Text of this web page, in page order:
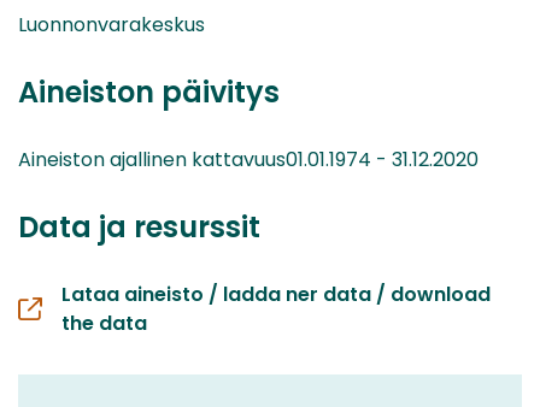
Luonnonvarakeskus
Aineiston päivitys
Aineiston ajallinen kattavuus01.01.1974 - 31.12.2020
Data ja resurssit
Lataa aineisto / ladda ner data / download
the data